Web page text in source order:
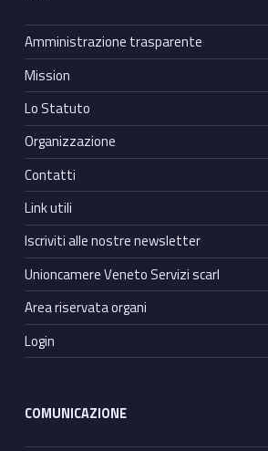
Amministrazione trasparente
Mission
Lo Statuto
Organizzazione
Contatti
Link utili
Iscriviti alle nostre newsletter
Unioncamere Veneto Servizi scarl
Area riservata organi
Login
COMUNICAZIONE